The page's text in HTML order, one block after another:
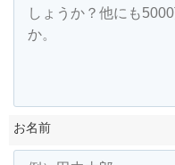
お名前